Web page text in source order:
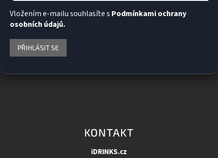
Vložením e-mailu souhlasíte s Podmínkami ochrany
osobních údajů.
PŘIHLÁSIT SE
KONTAKT
iDRINKS.cz